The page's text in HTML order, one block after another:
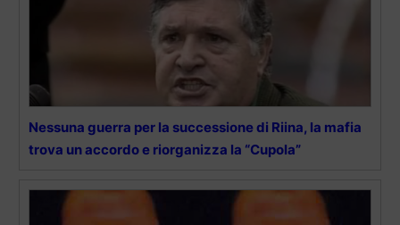
Nessuna guerra per la successione di Riina, la mafia
trova un accordo e riorganizza la “Cupola”